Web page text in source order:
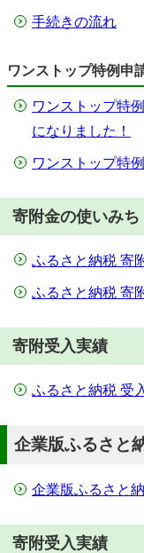
手続きの流れ
ワンストップ特例申
ワンストップ特
になりました！
ワンストップ特
寄附金の使いみち
ふるさと納税 寄
ふるさと納税 寄
寄附受入実績
ふるさと納税 受
企業版ふるさと
企業版ふるさと
寄附受入実績